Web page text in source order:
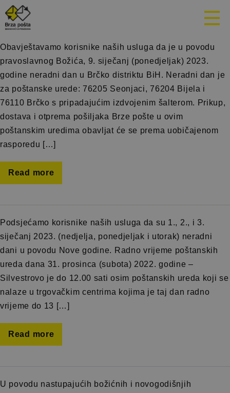
Mjesec:
Obavještavamo korisnike naših usluga da je u povodu
pravoslavnog Božića, 9. siječanj (ponedjeljak) 2023.
godine neradni dan u Brčko distriktu BiH. Neradni dan je
za poštanske urede: 76205 Seonjaci, 76204 Bijela i
76110 Brčko s pripadajućim izdvojenim šalterom. Prikup,
dostava i otprema pošiljaka Brze pošte u ovim
poštanskim uredima obavljat će se prema uobičajenom
rasporedu […]
Read more
Podsjećamo korisnike naših usluga da su 1., 2., i 3.
siječanj 2023. (nedjelja, ponedjeljak i utorak) neradni
dani u povodu Nove godine. Radno vrijeme poštanskih
ureda dana 31. prosinca (subota) 2022. godine –
Silvestrovo je do 12.00 sati osim poštanskih ureda koji se
nalaze u trgovačkim centrima kojima je taj dan radno
vrijeme do 13 […]
Read more
U povodu nastupajućih božićnih i novogodišnjih